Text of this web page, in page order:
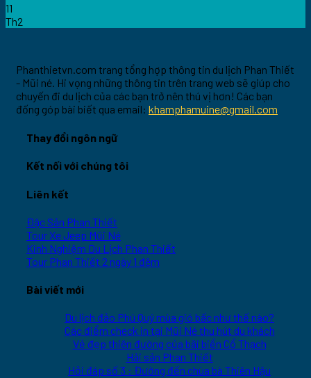
11
Th2
Phanthietvn.com trang tổng hợp thông tin du lịch Phan Thiết
- Mũi né. Hi vọng những thông tin trên trang web sẽ giúp cho
chuyến đi du lịch của các bạn trở nên thú vị hơn! Các bạn
đống góp bài biết qua email: khamphamuine@gmail.com
Thay đổi ngôn ngữ
Kết nối với chúng tôi
Liên kết
Đặc Sản Phan Thiết
Tour Xe Jeep Mũi Né
Kinh Nghiệm Du Lịch Phan Thiết
Tour Phan Thiết 2 ngày 1 đêm
Bài viết mới
Du lịch đảo Phú Quý mùa gió bấc như thế nào?
Các điểm check in tại Mũi Né thu hút du khách
Vẻ đẹp thiên đường của bãi biển Cổ Thạch
Hải sản Phan Thiết
Hỏi đáp số 3 : Đường đến chùa bà Thiên Hậu